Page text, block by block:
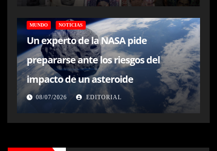
MUNDO NOTICIAS
Un experto de la NASA pide
prepararse ante los riesgos del
impacto de un asteroide
08/07/2026 EDITORIAL